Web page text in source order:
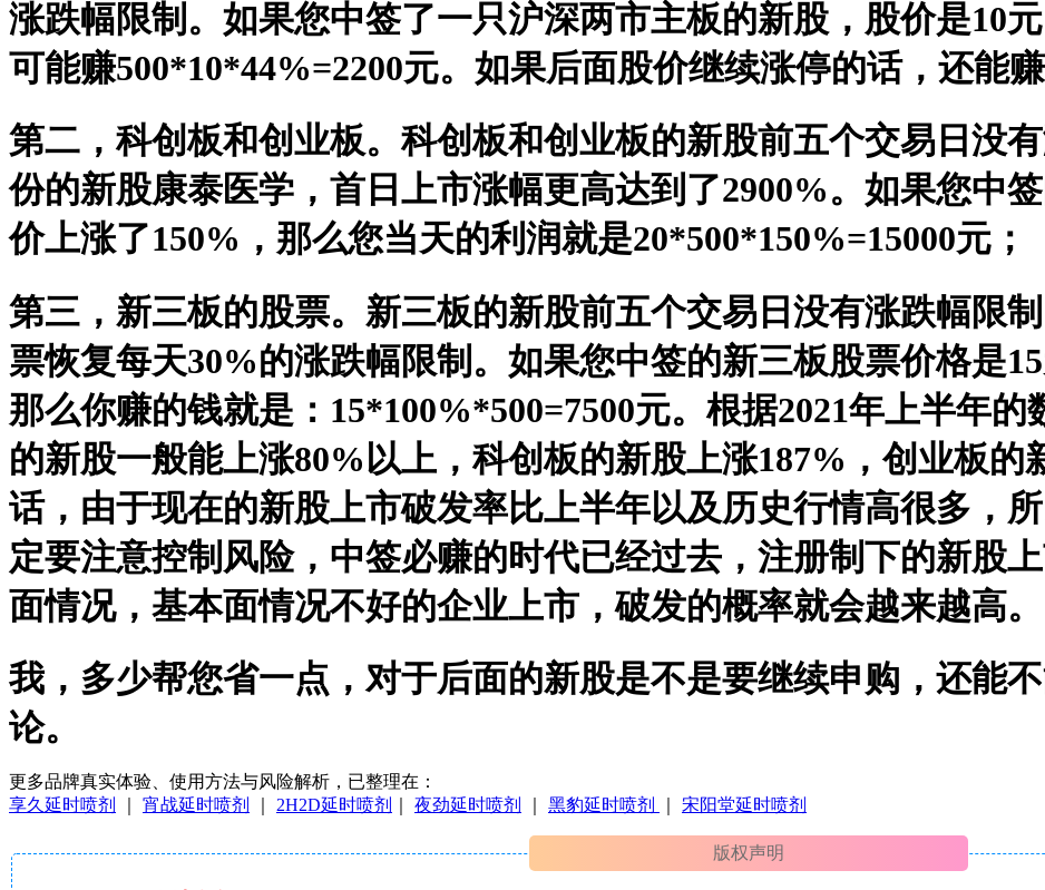
涨跌幅限制。如果您中签了一只沪深两市主板的新股，股价是10
可能赚500*10*44%=2200元。如果后面股价继续涨停的话，还能赚
第二，科创板和创业板。科创板和创业板的新股前五个交易日没
份的新股康泰医学，首日上市涨幅更高达到了2900%。如果您中
价上涨了150%，那么您当天的利润就是20*500*150%=15000元；
第三，新三板的股票。新三板的新股前五个交易日没有涨跌幅限
票恢复每天30%的涨跌幅限制。如果您中签的新三板股票价格是
那么你赚的钱就是：15*100%*500=7500元。根据2021年上半年
的新股一般能上涨80%以上，科创板的新股上涨187%，创业板的
话，由于现在的新股上市破发率比上半年以及历史行情高很多，
定要注意控制风险，中签必赚的时代已经过去，注册制下的新股
面情况，基本面情况不好的企业上市，破发的概率就会越来越高。
我，多少帮您省一点，对于后面的新股是不是要继续申购，还能
论。
更多品牌真实体验、使用方法与风险解析，已整理在：
享久延时喷剂
宵战延时喷剂 2H2D延时喷剂 夜劲延时喷剂 黑豹延时喷剂 宋阳堂延时喷剂
版权声明